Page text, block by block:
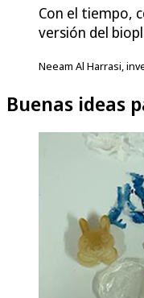
Con el tiempo,
versión del
Neeam Al Harrasi,
Buenas ideas